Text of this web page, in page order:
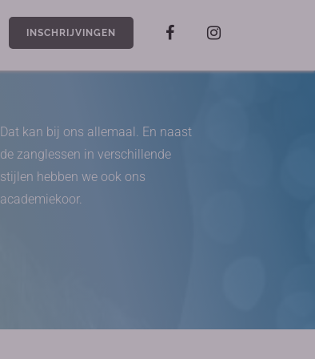
INSCHRIJVINGEN
Dat kan bij ons allemaal. En naast
de zanglessen in verschillende
stijlen hebben we ook ons
academiekoor.